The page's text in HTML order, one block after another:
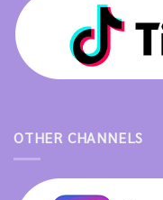
OTHER CHANNELS